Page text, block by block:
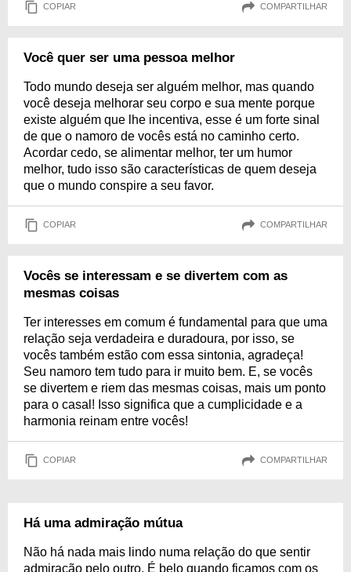
COPIAR COMPARTILHAR
Você quer ser uma pessoa melhor
Todo mundo deseja ser alguém melhor, mas quando
você deseja melhorar seu corpo e sua mente porque
existe alguém que lhe incentiva, esse é um forte sinal
de que o namoro de vocês está no caminho certo.
Acordar cedo, se alimentar melhor, ter um humor
melhor, tudo isso são características de quem deseja
que o mundo conspire a seu favor.
COPIAR COMPARTILHAR
Vocês se interessam e se divertem com as
mesmas coisas
Ter interesses em comum é fundamental para que uma
relação seja verdadeira e duradoura, por isso, se
vocês também estão com essa sintonia, agradeça!
Seu namoro tem tudo para ir muito bem. E, se vocês
se divertem e riem das mesmas coisas, mais um ponto
para o casal! Isso significa que a cumplicidade e a
harmonia reinam entre vocês!
COPIAR COMPARTILHAR
Há uma admiração mútua
Não há nada mais lindo numa relação do que sentir
admiração pelo outro. É belo quando ficamos com os